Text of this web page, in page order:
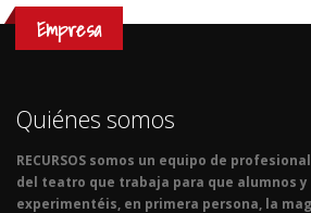
Empresa
Quiénes somos
RECURSOS somos un equipo de
del teatro que trabaja para que alumnos
experimentéis, en primera persona, la